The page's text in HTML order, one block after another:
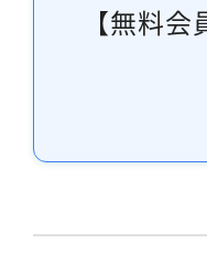
【無料